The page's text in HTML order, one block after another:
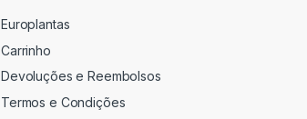
Europlantas
Carrinho
Devoluções e Reembolsos
Termos e Condições